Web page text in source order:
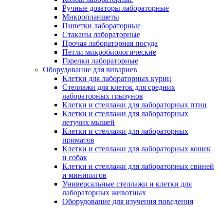
Ручные дозаторы лабораторные
Микропланшеты
Пипетки лабораторные
Стаканы лабораторные
Прочая лабораторная посуда
Петли микробиологические
Горелки лабораторные
Оборудование для вивариев
Клетки для лабораторных куриц
Стеллажи для клеток для средних
лабораторных грызунов
Клетки и стеллажи для лабораторных птиц
Клетки и стеллажи для лабораторных
летучих мышей
Клетки и стеллажи для лабораторных
приматов
Клетки и стеллажи для лабораторных кошек
и собак
Клетки и стеллажи для лабораторных свиней
и минипигов
Универсальные стеллажи и клетки для
лабораторных животных
Оборудование для изучения поведения